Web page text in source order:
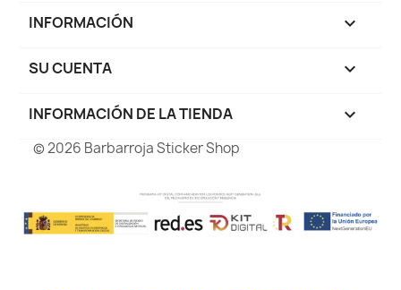
INFORMACIÓN 
SU CUENTA 
INFORMACIÓN DE LA TIENDA keyboard_arrow_down
© 2026 Barbarroja Sticker Shop